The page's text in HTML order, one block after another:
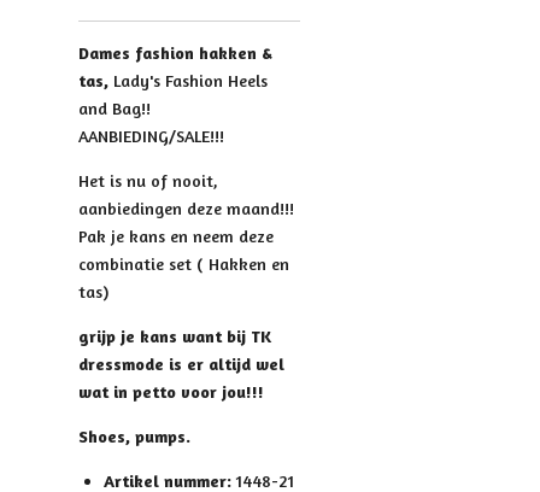
Dames fashion hakken &
tas, Lady's Fashion Heels
and Bag!!
AANBIEDING/SALE!!!
Het is nu of nooit,
aanbiedingen deze maand!!!
Pak je kans en neem deze
combinatie set ( Hakken en
tas)
grijp je kans want bij TK
dressmode is er altijd wel
wat in petto voor jou!!!
Shoes, pumps.
Artikel nummer: 1448-21